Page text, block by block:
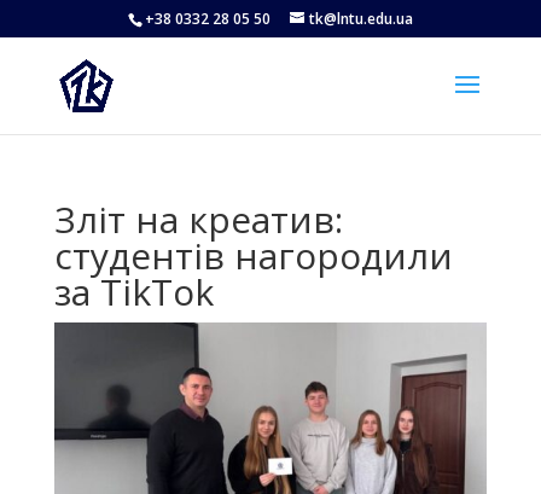
+38 0332 28 05 50 tk@lntu.edu.ua
Зліт на креатив:
студентів нагородили
за TikTok